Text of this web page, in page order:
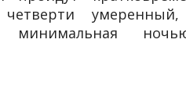
минимальная